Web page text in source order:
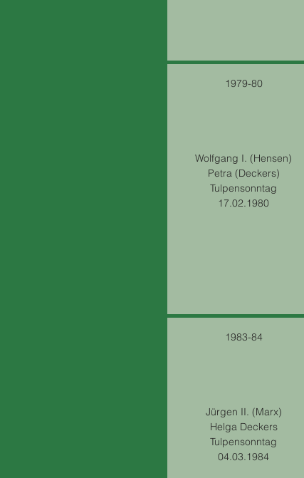
1979-80
Wolfgang I. (Hensen)
Petra (Deckers)
Tulpensonntag
17.02.1980
1983-84
Jürgen II. (Marx)
Helga Deckers
Tulpensonntag
04.03.1984